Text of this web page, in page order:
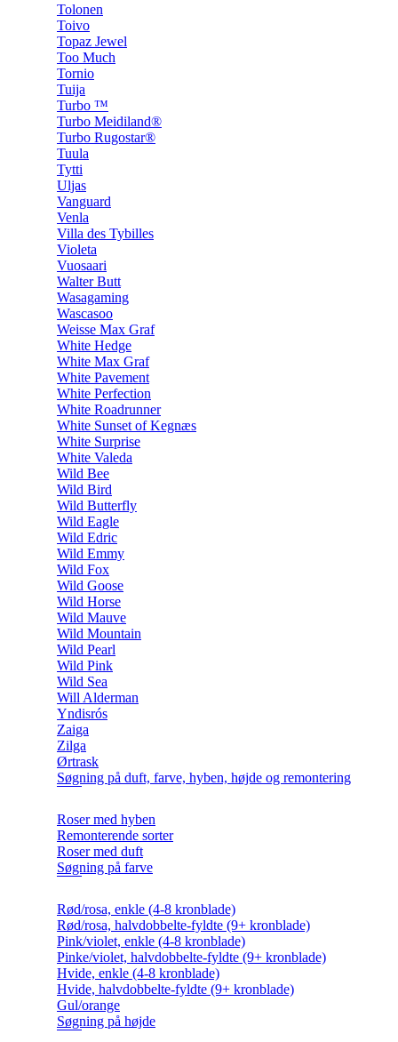
Tolonen
Toivo
Topaz Jewel
Too Much
Tornio
Tuija
Turbo ™
Turbo Meidiland®
Turbo Rugostar®
Tuula
Tytti
Uljas
Vanguard
Venla
Villa des Tybilles
Violeta
Vuosaari
Walter Butt
Wasagaming
Wascasoo
Weisse Max Graf
White Hedge
White Max Graf
White Pavement
White Perfection
White Roadrunner
White Sunset of Kegnæs
White Surprise
White Valeda
Wild Bee
Wild Bird
Wild Butterfly
Wild Eagle
Wild Edric
Wild Emmy
Wild Fox
Wild Goose
Wild Horse
Wild Mauve
Wild Mountain
Wild Pearl
Wild Pink
Wild Sea
Will Alderman
Yndisrós
Zaiga
Zilga
Ørtrask
Søgning på duft, farve, hyben, højde og remontering
Roser med hyben
Remonterende sorter
Roser med duft
Søgning på farve
Rød/rosa, enkle (4-8 kronblade)
Rød/rosa, halvdobbelte-fyldte (9+ kronblade)
Pink/violet, enkle (4-8 kronblade)
Pinke/violet, halvdobbelte-fyldte (9+ kronblade)
Hvide, enkle (4-8 kronblade)
Hvide, halvdobbelte-fyldte (9+ kronblade)
Gul/orange
Søgning på højde